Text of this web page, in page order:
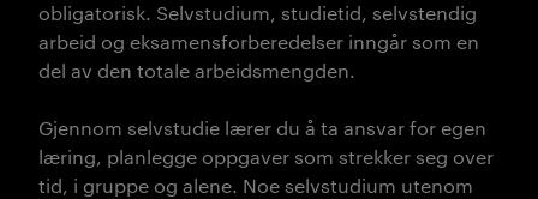
obligatorisk. Selvstudium, studietid, selvstendig
arbeid og eksamensforberedelser inngår som en
del av den totale arbeidsmengden.
Gjennom selvstudie lærer du å ta ansvar for egen
læring, planlegge oppgaver som strekker seg over
tid, i gruppe og alene. Noe selvstudium utenom